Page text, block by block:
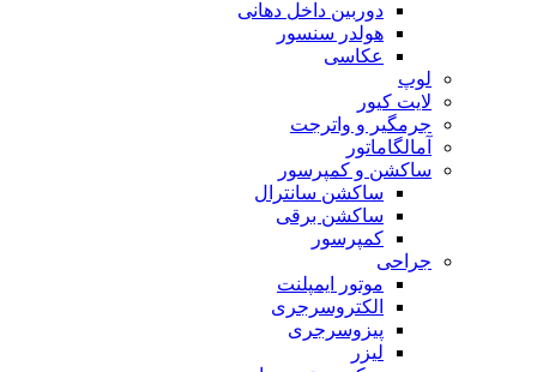
دوربین داخل دهانی
هولدر سنسور
عکاسی
لوپ
لایت کیور
جرمگیر و واترجت
آمالگاماتور
ساکشن و کمپرسور
ساکشن سانترال
ساکشن برقی
کمپرسور
جراحی
موتور ایمپلنت
الکتروسرجری
پیزوسرجری
لیزر